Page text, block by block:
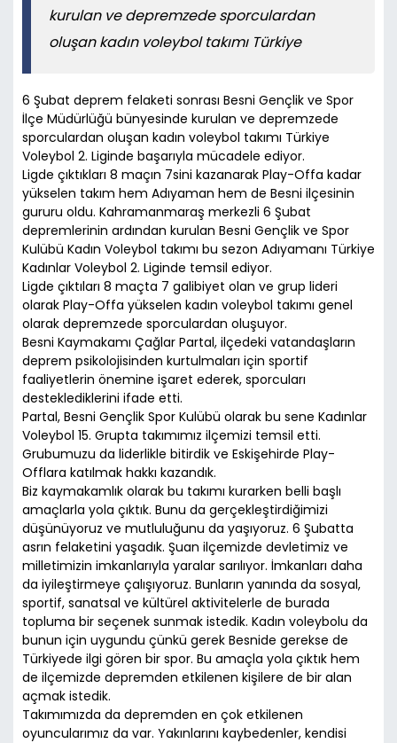
kurulan ve depremzede sporculardan
oluşan kadın voleybol takımı Türkiye
6 Şubat deprem felaketi sonrası Besni Gençlik ve Spor
İlçe Müdürlüğü bünyesinde kurulan ve depremzede
sporculardan oluşan kadın voleybol takımı Türkiye
Voleybol 2. Liginde başarıyla mücadele ediyor.
Ligde çıktıkları 8 maçın 7sini kazanarak Play-Offa kadar
yükselen takım hem Adıyaman hem de Besni ilçesinin
gururu oldu. Kahramanmaraş merkezli 6 Şubat
depremlerinin ardından kurulan Besni Gençlik ve Spor
Kulübü Kadın Voleybol takımı bu sezon Adıyamanı Türkiye
Kadınlar Voleybol 2. Liginde temsil ediyor.
Ligde çıktıları 8 maçta 7 galibiyet olan ve grup lideri
olarak Play-Offa yükselen kadın voleybol takımı genel
olarak depremzede sporculardan oluşuyor.
Besni Kaymakamı Çağlar Partal, ilçedeki vatandaşların
deprem psikolojisinden kurtulmaları için sportif
faaliyetlerin önemine işaret ederek, sporcuları
desteklediklerini ifade etti.
Partal, Besni Gençlik Spor Kulübü olarak bu sene Kadınlar
Voleybol 15. Grupta takımımız ilçemizi temsil etti.
Grubumuzu da liderlikle bitirdik ve Eskişehirde Play-
Offlara katılmak hakkı kazandık.
Biz kaymakamlık olarak bu takımı kurarken belli başlı
amaçlarla yola çıktık. Bunu da gerçekleştirdiğimizi
düşünüyoruz ve mutluluğunu da yaşıyoruz. 6 Şubatta
asrın felaketini yaşadık. Şuan ilçemizde devletimiz ve
milletimizin imkanlarıyla yaralar sarılıyor. İmkanları daha
da iyileştirmeye çalışıyoruz. Bunların yanında da sosyal,
sportif, sanatsal ve kültürel aktivitelerle de burada
topluma bir seçenek sunmak istedik. Kadın voleybolu da
bunun için uygundu çünkü gerek Besnide gerekse de
Türkiyede ilgi gören bir spor. Bu amaçla yola çıktık hem
de ilçemizde depremden etkilenen kişilere de bir alan
açmak istedik.
Takımımızda da depremden en çok etkilenen
oyuncularımız da var. Yakınlarını kaybedenler, kendisi